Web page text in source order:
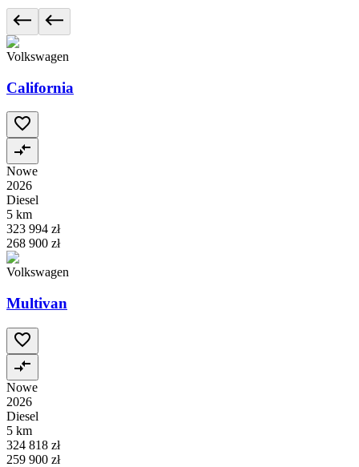
Volkswagen
California
Nowe
2026
Diesel
5 km
323 994 zł
268 900 zł
Volkswagen
Multivan
Nowe
2026
Diesel
5 km
324 818 zł
259 900 zł